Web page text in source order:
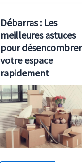
Débarras : Les
meilleures astuces
pour désencombrer
votre espace
rapidement